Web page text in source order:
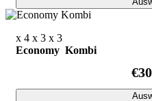
x 4 x 3 x 3
Economy Kombi